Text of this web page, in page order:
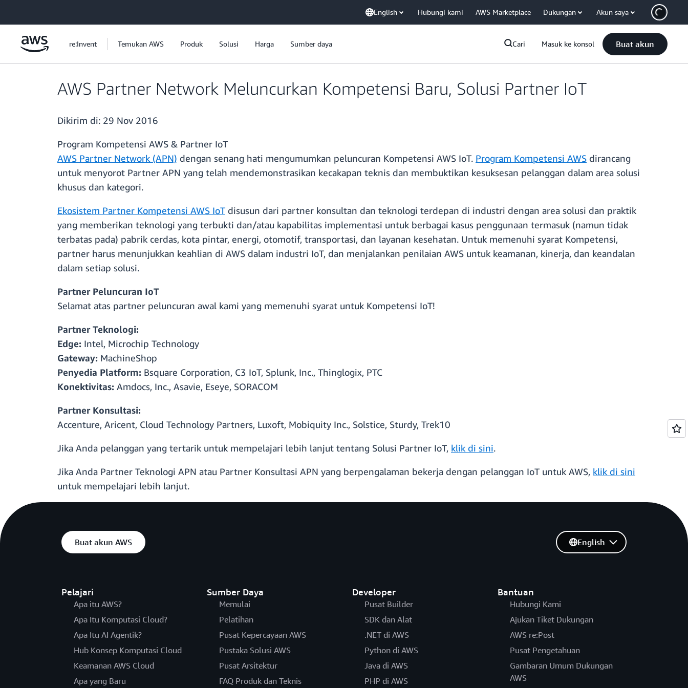
English Hubungi kami AWS Marketplace Dukungan Akun saya
re:Invent Temukan AWS Produk Solusi Harga Sumber daya Cari Masuk ke konsol Buat akun
AWS Partner Network Meluncurkan Kompetensi Baru, Solusi Partner IoT
Dikirim di: 29 Nov 2016
Program Kompetensi AWS & Partner IoT
AWS Partner Network (APN) dengan senang hati mengumumkan peluncuran Kompetensi AWS IoT. Program Kompetensi AWS dirancang
untuk menyorot Partner APN yang telah mendemonstrasikan kecakapan teknis dan membuktikan kesuksesan pelanggan dalam area solusi
khusus dan kategori.
Ekosistem Partner Kompetensi AWS IoT disusun dari partner konsultan dan teknologi terdepan di industri dengan area solusi dan praktik
yang memberikan teknologi yang terbukti dan/atau kapabilitas implementasi untuk berbagai kasus penggunaan termasuk (namun tidak
terbatas pada) pabrik cerdas, kota pintar, energi, otomotif, transportasi, dan layanan kesehatan. Untuk memenuhi syarat Kompetensi,
partner harus menunjukkan keahlian di AWS dalam industri IoT, dan menjalankan penilaian AWS untuk keamanan, kinerja, dan keandalan
dalam setiap solusi.
Partner Peluncuran IoT
Selamat atas partner peluncuran awal kami yang memenuhi syarat untuk Kompetensi IoT!
Partner Teknologi:
Edge: Intel, Microchip Technology
Gateway: MachineShop
Penyedia Platform: Bsquare Corporation, C3 IoT, Splunk, Inc., Thinglogix, PTC
Konektivitas: Amdocs, Inc., Asavie, Eseye, SORACOM
Partner Konsultasi:
Accenture, Aricent, Cloud Technology Partners, Luxoft, Mobiquity Inc., Solstice, Sturdy, Trek10
Jika Anda pelanggan yang tertarik untuk mempelajari lebih lanjut tentang Solusi Partner IoT, klik di sini.
Jika Anda Partner Teknologi APN atau Partner Konsultasi APN yang berpengalaman bekerja dengan pelanggan IoT untuk AWS, klik di sini
untuk mempelajari lebih lanjut.
Buat akun AWS
Pelajari
Apa itu AWS?
Apa Itu Komputasi Cloud?
Apa Itu AI Agentik?
Hub Konsep Komputasi Cloud
Keamanan AWS Cloud
Apa yang Baru
Sumber Daya
Memulai
Pelatihan
Pusat Kepercayaan AWS
Pustaka Solusi AWS
Pusat Arsitektur
FAQ Produk dan Teknis
Developer
Pusat Builder
SDK dan Alat
.NET di AWS
Python di AWS
Java di AWS
PHP di AWS
Bantuan
Hubungi Kami
Ajukan Tiket Dukungan
AWS re:Post
Pusat Pengetahuan
Gambaran Umum Dukungan
AWS
English